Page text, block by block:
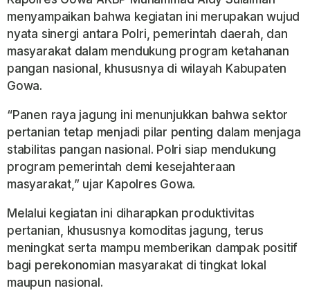
menyampaikan bahwa kegiatan ini merupakan wujud
nyata sinergi antara Polri, pemerintah daerah, dan
masyarakat dalam mendukung program ketahanan
pangan nasional, khususnya di wilayah Kabupaten
Gowa.
“Panen raya jagung ini menunjukkan bahwa sektor
pertanian tetap menjadi pilar penting dalam menjaga
stabilitas pangan nasional. Polri siap mendukung
program pemerintah demi kesejahteraan
masyarakat,” ujar Kapolres Gowa.
Melalui kegiatan ini diharapkan produktivitas
pertanian, khususnya komoditas jagung, terus
meningkat serta mampu memberikan dampak positif
bagi perekonomian masyarakat di tingkat lokal
maupun nasional.